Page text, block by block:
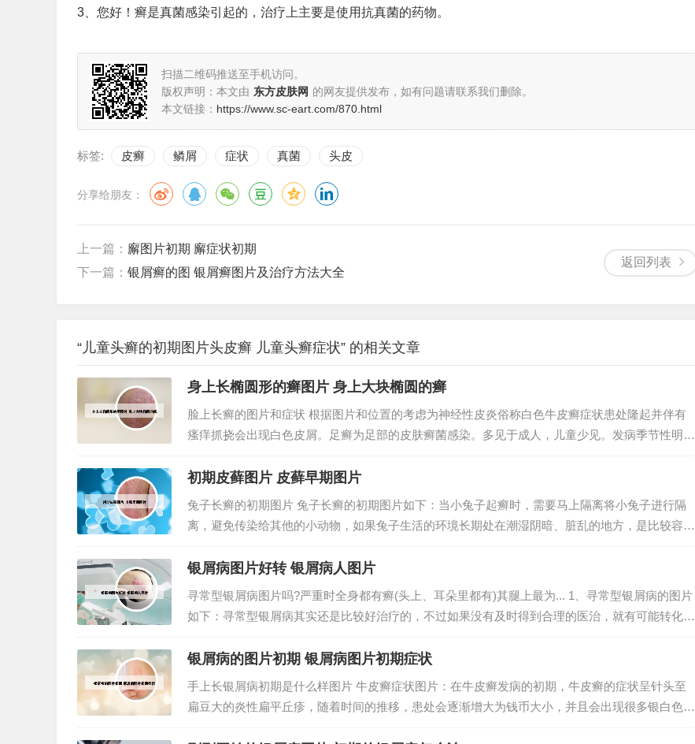
3、您好！癣是真菌感染引起的，治疗上主要是使用抗真菌的药物。
扫描二维码推送至手机访问。
版权声明：本文由 东方皮肤网 的网友提供发布，如有问题请联系我们删除。
本文链接： https://www.sc-eart.com/870.html
标签: 皮癣 鳞屑 症状 真菌 头皮
分享给朋友：
返回列表
上一篇： 廨图片初期 廨症状初期
下一篇： 银屑癣的图 银屑癣图片及治疗方法大全
“儿童头癣的初期图片头皮癣 儿童头癣症状” 的相关文章
身上长椭圆形的癣图片 身上大块椭圆的癣
脸上长癣的图片和症状 根据图片和位置的考虑为神经性皮炎俗称白色牛皮癣症状患处隆起并伴有
瘙痒抓挠会出现白色皮屑。足癣为足部的皮肤癣菌感染。多见于成人，儿童少见。发病季节性明
显，夏秋病重，冬春病减。怎么判断脸上长癣1 去医院检查一下，确诊以后再进行治疗，平时一定
要注意自己的个人卫生，饮食多吃一些蔬菜水果...
初期皮藓图片 皮藓早期图片
兔子长癣的初期图片 兔子长癣的初期图片如下：当小兔子起癣时，需要马上隔离将小兔子进行隔
离，避免传染给其他的小动物，如果兔子生活的环境长期处在潮湿阴暗、脏乱的地方，是比较容易
长癣的。根据您提供的信息，兔子耳朵出现了长癣、结痂等症状，这可能是真菌感染引起的。为了
确诊和治疗，建议带兔子去宠物医院进行检查。...
银屑病图片好转 银屑病人图片
寻常型银屑病图片吗?严重时全身都有癣(头上、耳朵里都有)其腿上最为... 1、寻常型银屑病的图片
如下：寻常型银屑病其实还是比较好治疗的，不过如果没有及时得到合理的医治，就有可能转化成
其他类型的银屑病，那时候更难治疗。建议患者选择银屑病医院可以从医院的口碑，专家，设备，
以及服务入手。2、在进入病情减退...
银屑病的图片初期 银屑病图片初期症状
手上长银屑病初期是什么样图片 牛皮癣症状图片：在牛皮癣发病的初期，牛皮癣的症状呈针头至
扁豆大的炎性扁平丘疹，随着时间的推移，患处会逐渐增大为钱币大小，并且会出现很多银白色的
鳞屑。牛皮癣（Psoriasis）是一种常见的慢性皮肤病，又称银屑病。其特征是出现大小不等的丘